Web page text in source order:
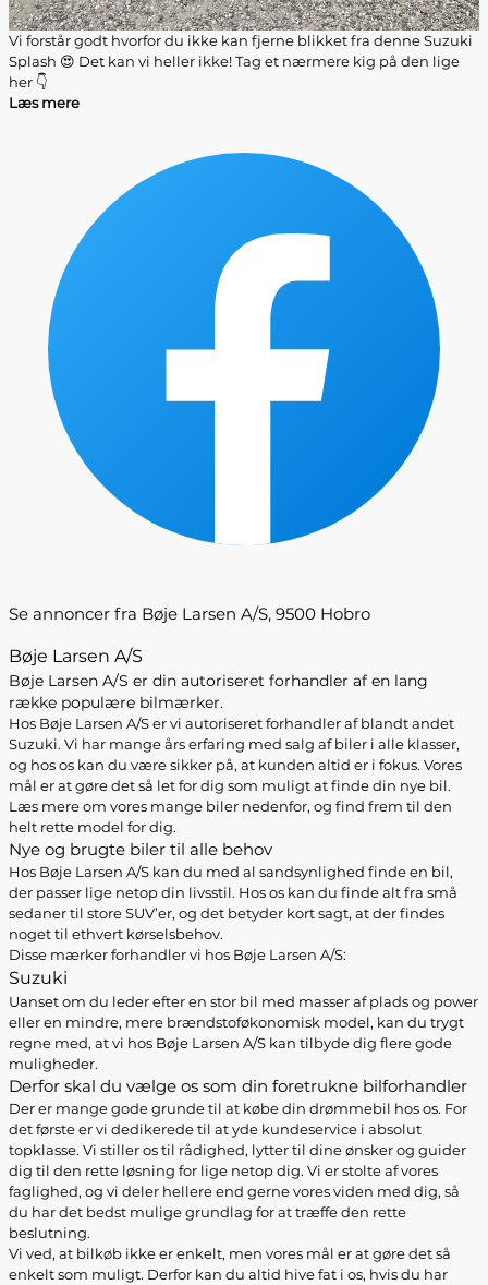
Vi forstår godt hvorfor du ikke kan fjerne blikket fra denne Suzuki
Splash 😍 Det kan vi heller ikke! Tag et nærmere kig på den lige
her 👇
Læs mere
Se annoncer fra Bøje Larsen A/S, 9500 Hobro
Bøje Larsen A/S
Bøje Larsen A/S er din autoriseret forhandler af en lang
række populære bilmærker.
Hos Bøje Larsen A/S er vi autoriseret forhandler af blandt andet
Suzuki. Vi har mange års erfaring med salg af biler i alle klasser,
og hos os kan du være sikker på, at kunden altid er i fokus. Vores
mål er at gøre det så let for dig som muligt at finde din nye bil.
Læs mere om vores mange biler nedenfor, og find frem til den
helt rette model for dig.
Nye og brugte biler til alle behov
Hos Bøje Larsen A/S kan du med al sandsynlighed finde en bil,
der passer lige netop din livsstil. Hos os kan du finde alt fra små
sedaner til store SUV’er, og det betyder kort sagt, at der findes
noget til ethvert kørselsbehov.
Disse mærker forhandler vi hos Bøje Larsen A/S:
Suzuki
Uanset om du leder efter en stor bil med masser af plads og power
eller en mindre, mere brændstoføkonomisk model, kan du trygt
regne med, at vi hos Bøje Larsen A/S kan tilbyde dig flere gode
muligheder.
Derfor skal du vælge os som din foretrukne bilforhandler
Der er mange gode grunde til at købe din drømmebil hos os. For
det første er vi dedikerede til at yde kundeservice i absolut
topklasse. Vi stiller os til rådighed, lytter til dine ønsker og guider
dig til den rette løsning for lige netop dig. Vi er stolte af vores
faglighed, og vi deler hellere end gerne vores viden med dig, så
du har det bedst mulige grundlag for at træffe den rette
beslutning.
Vi ved, at bilkøb ikke er enkelt, men vores mål er at gøre det så
enkelt som muligt. Derfor kan du altid hive fat i os, hvis du har